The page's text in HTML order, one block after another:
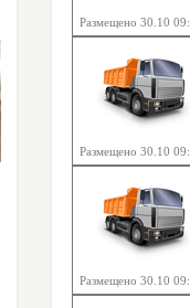
Размещено 30.10
Размещено 30.10
Размещено 30.10